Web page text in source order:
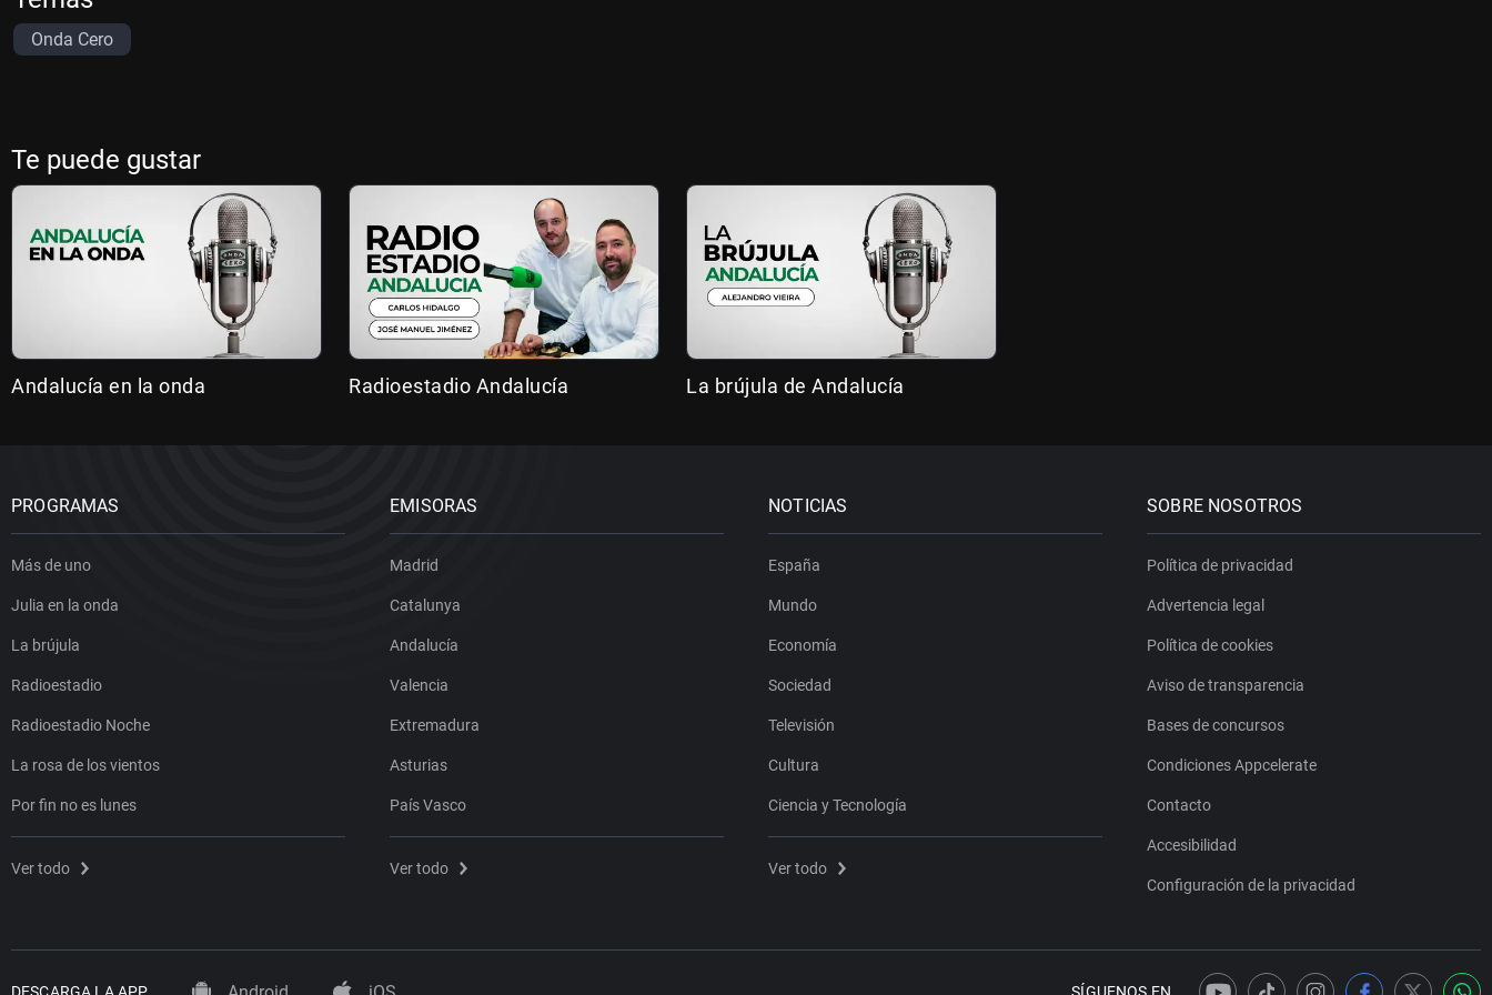
Onda Cero
Te puede gustar
Andalucía en la onda Radioestadio Andalucía La brújula de Andalucía
PROGRAMAS
Más de uno
Julia en la onda
La brújula
Radioestadio
Radioestadio Noche
La rosa de los vientos
Por fin no es lunes
Ver todo
EMISORAS
Madrid
Catalunya
Andalucía
Valencia
Extremadura
Asturias
País Vasco
Ver todo
NOTICIAS
España
Mundo
Economía
Sociedad
Televisión
Cultura
Ciencia y Tecnología
Ver todo
SOBRE NOSOTROS
Política de privacidad
Advertencia legal
Política de cookies
Aviso de transparencia
Bases de concursos
Condiciones Appcelerate
Contacto
Accesibilidad
Configuración de la privacidad